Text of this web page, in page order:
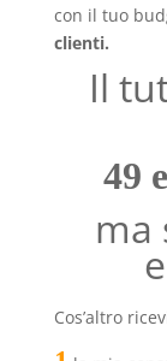
con il tuo
clienti.
Il
49
ma
Cos’altro